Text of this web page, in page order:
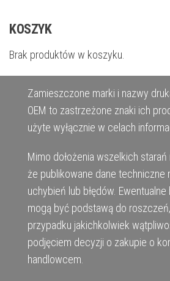
KOSZYK
Brak produktów w koszyku.
Zamieszczone marki i nazwy
OEM to zastrzeżone znaki ich
użyte wyłącznie w celach
Mimo dołożenia wszelkich starań
że publikowane dane techniczne
uchybień lub błędów. Ewentualne
mogą być podstawą do
przypadku jakichkolwiek
podjęciem decyzji o zakupie o
handlowcem.